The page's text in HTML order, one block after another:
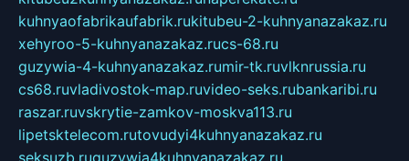
kuhnyaofabrikaufabrik.rukitubeu-2-kuhnyanazakaz.ru
xehyroo-5-kuhnyanazakaz.rucs-68.ru
guzywia-4-kuhnyanazakaz.rumir-tk.ruvlknrussia.ru
cs68.ruvladivostok-map.ruvideo-seks.rubankaribi.ru
raszar.ruvskrytie-zamkov-moskva113.ru
lipetsktelecom.rutovudyi4kuhnyanazakaz.ru